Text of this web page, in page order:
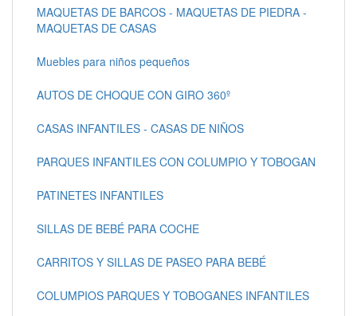
MAQUETAS DE BARCOS - MAQUETAS DE PIEDRA -
MAQUETAS DE CASAS
Muebles para niños pequeños
AUTOS DE CHOQUE CON GIRO 360º
CASAS INFANTILES - CASAS DE NIÑOS
PARQUES INFANTILES CON COLUMPIO Y TOBOGAN
PATINETES INFANTILES
SILLAS DE BEBÉ PARA COCHE
CARRITOS Y SILLAS DE PASEO PARA BEBÉ
COLUMPIOS PARQUES Y TOBOGANES INFANTILES